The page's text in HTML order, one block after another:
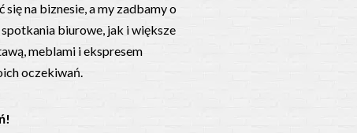
na biznesie, a my zadbamy o
biurowe, jak i większe
meblami i ekspresem
oczekiwań.